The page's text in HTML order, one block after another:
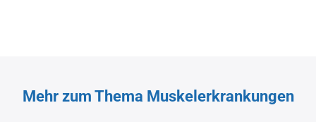
Mehr zum Thema Muskelerkrankungen